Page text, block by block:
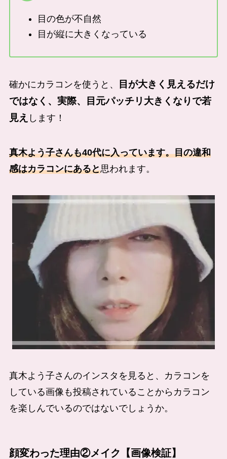
目の色が不自然
目が縦に大きくなっている
確かにカラコンを使うと、
目が大きく見えるだけ
ではなく、実際、目元パッチリ大きくなりで若
見え します！
真木よう子さんも40代に入っています。目の違和
感はカラコンにあると思われます。
真木よう子さんのインスタを見ると、カラコンを
している画像も投稿されていることからカラコン
を楽しんでいるのではないでしょうか。
顔変わった理由②メイク【画像検証】